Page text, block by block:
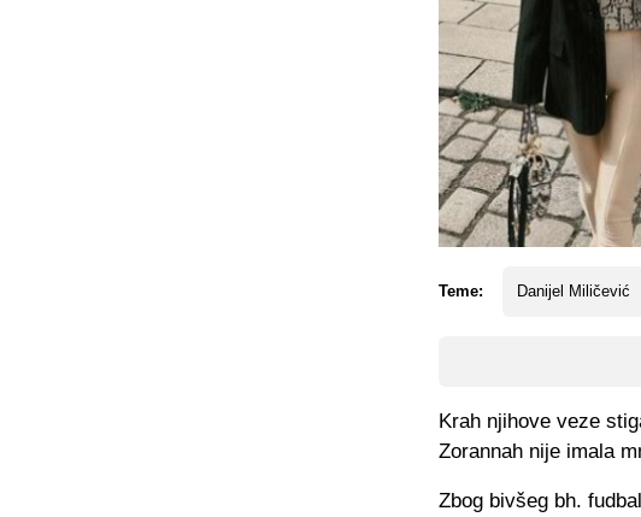
Teme: Danijel Miličević
Krah njihove veze
Zorannah nije imala
Zbog bivšeg bh.